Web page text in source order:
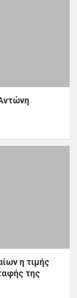
η τιμής
της